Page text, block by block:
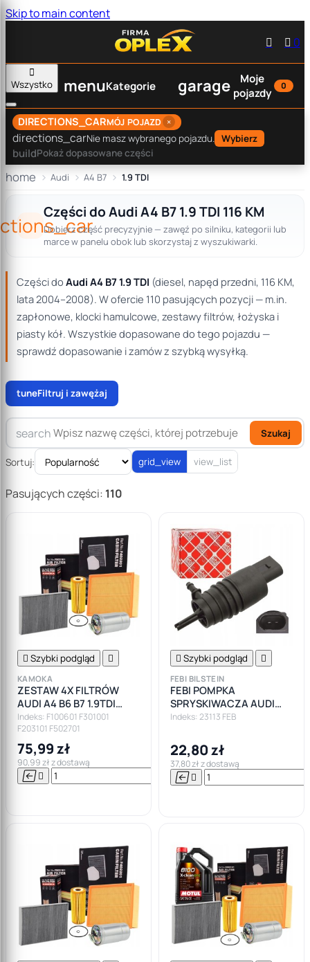
Skip to main content

 0

Wszystko
menuKategorie garage
Moje
pojazdy
0
DIRECTIONS_CARMÓJ POJAZD ×
directions_carNie masz wybranego pojazdu. Wybierz
buildPokaż dopasowane części
home Audi A4 B7 1.9 TDI
Części do Audi A4 B7 1.9 TDI 116 KM
Dobierz część precyzyjnie — zawęź po silniku, kategorii lub
marce w panelu obok lub skorzystaj z wyszukiwarki.
Części do Audi A4 B7 1.9 TDI (diesel, napęd przedni, 116 KM,
lata 2004–2008). W ofercie 110 pasujących pozycji — m.in.
zapłonowe, klocki hamulcowe, zestawy filtrów, łożyska i
piasty kół. Wszystkie dopasowane do tego pojazdu —
sprawdź dopasowanie i zamów z szybką wysyłką.
tuneFiltruj i zawężaj
search Szukaj
Sortuj: grid_view view_list
Pasujących części: 110
 Szybki podgląd 
KAMOKA
ZESTAW 4X FILTRÓW
AUDI A4 B6 B7 1.9TDI
130KM 2.0TDI
Indeks: F100601 F301001
F203101 F502701
75,99 zł
90,99 zł z dostawą
  

 Szybki podgląd 
FEBI BILSTEIN
FEBI POMPKA
SPRYSKIWACZA AUDI
MERCEDES BMW E87
ROVER
Indeks: 23113 FEB
22,80 zł
37,80 zł z dostawą
 